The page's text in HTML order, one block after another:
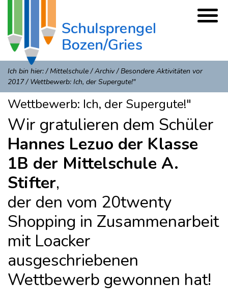
Ich bin hier:/Mittelschule/Archiv/Besondere Aktivitäten vor
2017/ Wettbewerb: Ich, der Supergute!"
Wettbewerb: Ich, der Supergute!"
Wir gratulieren dem Schüler
Hannes Lezuo der Klasse
1B der Mittelschule A.
Stifter,
der den vom 20twenty
Shopping in Zusammenarbeit
mit Loacker
ausgeschriebenen
Wettbewerb gewonnen hat!